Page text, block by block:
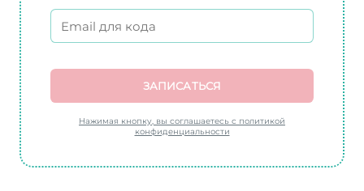
ЗАПИСАТЬСЯ
Нажимая кнопку, вы соглашаетесь с политикой
конфиденциальности